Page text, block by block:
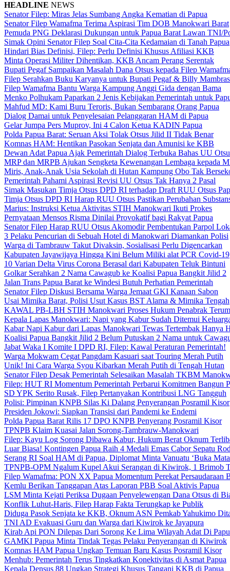
HEADLINE NEWS
Senator Filep: Miras Jelas Sumbang Angka Kematian di Papua
Senator Filep Wamafma Terima Aspirasi Tim DOB Manokwari Barat
Pemuda PNG Deklarasi Dukungan untuk Papua Barat Lawan TNI/
Simak Opini Senator Filep Soal Cita-Cita Kedamaian di Tanah Papua
Hindari Bias Definisi, Filep: Perlu Definisi Khusus Afiliasi KKB
Minta Operasi Militer Dihentikan, KKB Ancam Perang Serentak
Bupati Pegaf Sampaikan Masalah Dana Otsus kepada Filep
Filep Serahkan Buku Karyanya untuk Bupati Pegaf & Billy
Filep Wamafma Bantu Warga Kampung Anggi Gida dengan Bama
Menko Polhukam Paparkan 2 Jenis Kebijakan Pemerintah untuk
Mahfud MD: Kami Buru Teroris, Bukan Sembarang Orang Papua
Dialog Damai untuk Penyelesaian Pelanggaran HAM di Papua
Gelar Jumpa Pers Muprov, Ini 4 Calon Ketua KADIN Papua
Polda Papua Barat: Seruan Aksi Tolak Otsus Jilid II Tidak Benar
Komnas HAM: Hentikan Pasokan Senjata dan Amunisi ke KBB
Dewan Adat Papua Ajak Pemerintah Dialog Terbuka Bahas UU
MRP dan MRPB Ajukan Sengketa Kewenangan Lembaga kepada
Miris, Anak-Anak Usia Sekolah di Hutan Kampung Obo Tak
Pemerintah Pahami Aspirasi Revisi UU Otsus Tak Hanya 2 Pasal
Simak Masukan Timja Otsus DPD RI terhadap Draft RUU Otsus
Timja Otsus DPD RI Harap RUU Otsus Pastikan Perubahan
Marius: Instruksi Ketua Aktivitas STIH Manokwari Ikuti Prokes
Pernyataan Mensos Risma Dinilai Provokatif bagi Rakyat Papua
Senator Filep Harap RUU Otsus Akomodir Pembentukan Parpol
3 Pelaku Pencurian di Sebuah Hotel di Manokwari Diamankan Polisi
Warga di Tambrauw Takut Divaksin, Sosialisasi Perlu Digencarkan
Kabupaten Jayawijaya Hingga Kini Belum Miliki alat PCR Covid-19
10 Varian Delta Virus Corona Berasal dari Kabupaten Teluk Bintuni
Golkar Serahkan 2 Nama Cawagub ke Koalisi Papua Bangkit Jilid 2
Jalan Trans Papua Barat ke Windesi Butuh Perhatian Pemerintah
Senator Filep Diskusi Bersama Warga Jemaat GKI Kanaan Sabon
Usai Mimika Barat, Polisi Usut Kasus BST Alama & Mimika Tengah
KAWAL PB-LBH STIH Manokwari Proses Hukum Penabrak
Kepala Lapas Manokwari: Napi yang Kabur Sudah Ditemui
Kabar Napi Kabur dari Lapas Manokwari Tewas Tertembak Hanya
Koalisi Papua Bangkit Jilid 2 Belum Putuskan 2 Nama untuk
Jabat Waka I Komite I DPD RI, Filep: Kawal Peraturan Pemerintah!
Warga Mokwam Cegat Pangdam Kasuari saat Touring Merah Putih
Unik! Ini Cara Warga Syou Kibarkan Merah Putih di Tengah Hutan
Senator Filep Desak Pemerintah Selesaikan Masalah TKBM
Filep: HUT RI Momentum Pemerintah Perbarui Komitmen Bangun
SD YPK Serito Rusak, Filep Pertanyakan Kontribusi LNG Tangguh
Polisi: Pimpinan KNPB Silas Ki Dalang Penyerangan Posramil Kisor
Presiden Jokowi: Siapkan Transisi dari Pandemi ke Endemi
Polda Papua Barat Rilis 17 DPO KNPB Penyerang Posramil Kisor
TPNPB Klaim Kuasai Jalan Sorong-Tambrauw-Manokwari
Filep: Kayu Log Sorong Dibawa Kabur, Hukum Berat Oknum
Luar Biasa! Kontingen Papua Raih 4 Medali Emas Cabor Sepatu
Serang RI Soal HAM di Papua, Diplomat Minta Vanuatu ‘Buka
TPNPB-OPM Ngalum Kupel Akui Serangan di Kiwirok, 1 Brimob
Filep Wamafma: PON XX Papua Momentum Perekat Persaudaraan
Kemlu Berikan Tanggapan Atas Laporan PBB Soal Aktivis Papua
LSM Minta Kejati Periksa Dugaan Penyelewengan Dana Otsus di
Konflik Luhut-Haris, Filep Harap Fakta Terungkap ke Publik
Diduga Pasok Senjata ke KKB, Oknum ASN Pemkab Yahukimo
TNI AD Evakuasi Guru dan Warga dari Kiwirok ke Jayapura
Kirab Api PON Dilepas Dari Sorong Ke Lima Wilayah Adat Di
GAMKI Papua Minta Tindak Tegas Pelaku Penyerangan di Kiwirok
Komnas HAM Papua Ungkap Temuan Baru Kasus Posramil Kisor
Menhub: Pemerintah Terus Tingkatkan Konektivitas di Asmat Papua
Kepala Densus 88 Ungkap Strategi Khusus Tangani KKB di Papua